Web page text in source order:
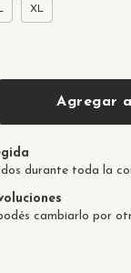
XL
durante toda la
cambiarlo por